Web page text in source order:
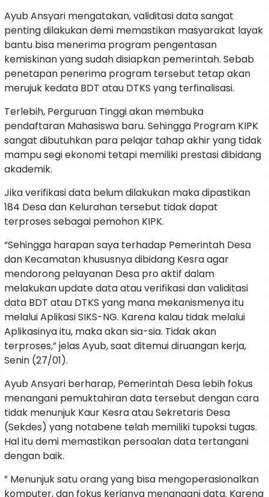
Ayub Ansyari mengatakan, validitasi data sangat
penting dilakukan demi memastikan masyarakat layak
bantu bisa menerima program pengentasan
kemiskinan yang sudah disiapkan pemerintah. Sebab
penetapan penerima program tersebut tetap akan
merujuk kedata BDT atau DTKS yang terfinalisasi.
Terlebih, Perguruan Tinggi akan membuka
pendaftaran Mahasiswa baru. Sehingga Program KIPK
sangat dibutuhkan para pelajar tahap akhir yang tidak
mampu segi ekonomi tetapi memiliki prestasi dibidang
akademik.
Jika verifikasi data belum dilakukan maka dipastikan
184 Desa dan Kelurahan tersebut tidak dapat
terproses sebagai pemohon KIPK.
“Sehingga harapan saya terhadap Pemerintah Desa
dan Kecamatan khususnya dibidang Kesra agar
mendorong pelayanan Desa pro aktif dalam
melakukan update data atau verifikasi dan validitasi
data BDT atau DTKS yang mana mekanismenya itu
melalui Aplikasi SIKS-NG. Karena kalau tidak melalui
Aplikasinya itu, maka akan sia-sia. Tidak akan
terproses,” jelas Ayub, saat ditemui diruangan kerja,
Senin (27/01).
Ayub Ansyari berharap, Pemerintah Desa lebih fokus
menangani pemuktahiran data tersebut dengan cara
tidak menunjuk Kaur Kesra atau Sekretaris Desa
(Sekdes) yang notabene telah memiliki tupoksi tugas.
Hal itu demi memastikan persoalan data tertangani
dengan baik.
” Menunjuk satu orang yang bisa mengoperasionalkan
komputer, dan fokus kerjanya menangani data. Karena